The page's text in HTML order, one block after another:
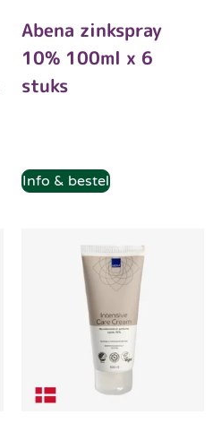
Abena zinkspray
10% 100ml x 6
stuks
Info & bestel